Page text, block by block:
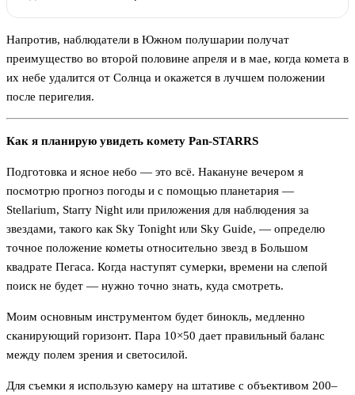
Напротив, наблюдатели в Южном полушарии получат
преимущество во второй половине апреля и в мае, когда комета в
их небе удалится от Солнца и окажется в лучшем положении
после перигелия.
Как я планирую увидеть комету Pan-STARRS
Подготовка и ясное небо — это всё. Накануне вечером я
посмотрю прогноз погоды и с помощью планетария —
Stellarium, Starry Night или приложения для наблюдения за
звездами, такого как Sky Tonight или Sky Guide, — определю
точное положение кометы относительно звезд в Большом
квадрате Пегаса. Когда наступят сумерки, времени на слепой
поиск не будет — нужно точно знать, куда смотреть.
Моим основным инструментом будет бинокль, медленно
сканирующий горизонт. Пара 10×50 дает правильный баланс
между полем зрения и светосилой.
Для съемки я использую камеру на штативе с объективом 200–